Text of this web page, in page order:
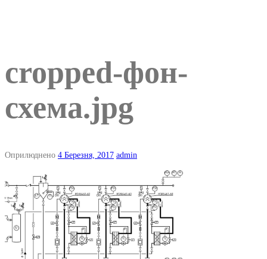
cropped-фон-
схема.jpg
Оприлюднено 4 Березня, 2017 admin